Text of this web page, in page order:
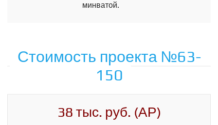
минватой.
Стоимость проекта №63-
150
38 тыс. руб. (АР)